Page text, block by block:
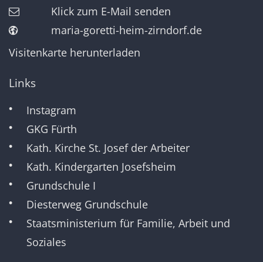
Klick zum E-Mail senden
maria-goretti-heim-zirndorf.de
Visitenkarte herunterladen
Links
Instagram
GKG Fürth
Kath. Kirche St. Josef der Arbeiter
Kath. Kindergarten Josefsheim
Grundschule I
Diesterweg Grundschule
Staatsministerium für Familie, Arbeit und
Soziales